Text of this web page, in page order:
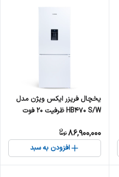
یخچال فریزر ایکس ویژن مدل
HB470 S/W ظرفیت ۲۰ فوت
86,900,000
افزودن به سبد